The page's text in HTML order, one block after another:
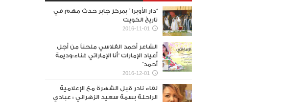
“دار الأوبرا ” بمركز جابر حدث مهم في
تاريخ الكويت
2016-11-01
الشاعر أحمد الفلاسي ملحناً من أجل
أعياد الإمارات “أنا الإماراتي غناء:وديمة
أحمد”
2016-12-01
لقاء نادر قبل الشهرة مع الإعلامية
الراحلة بسمة سعيد الزهراني : عبادي